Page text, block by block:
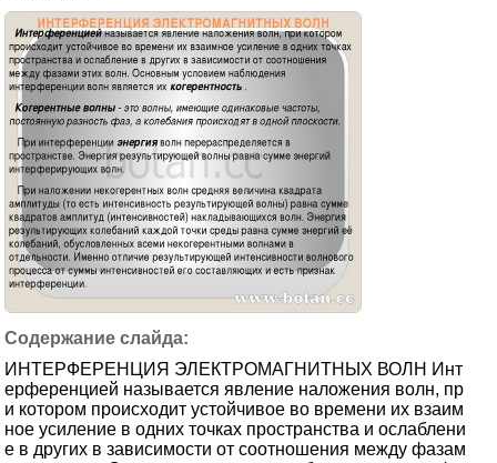
ИНТЕРФЕРЕНЦИЯ ЭЛЕКТРОМАГНИТНЫХ ВОЛН Инт
ерференцией называется явление наложения волн, пр
и котором происходит устойчивое во времени их взаим
ное усиление в одних точках пространства и ослаблени
е в других в зависимости от соотношения между фазам